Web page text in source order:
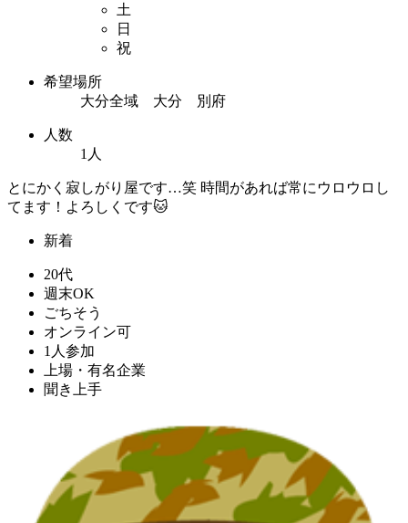
土
日
祝
希望場所
大分全域 大分 別府
人数
1人
とにかく寂しがり屋です…笑 時間があれば常にウロウロし
てます！よろしくです🐱
新着
20代
週末OK
ごちそう
オンライン可
1人参加
上場・有名企業
聞き上手